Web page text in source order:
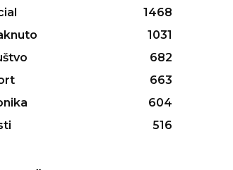
1468
1031
682
663
604
516